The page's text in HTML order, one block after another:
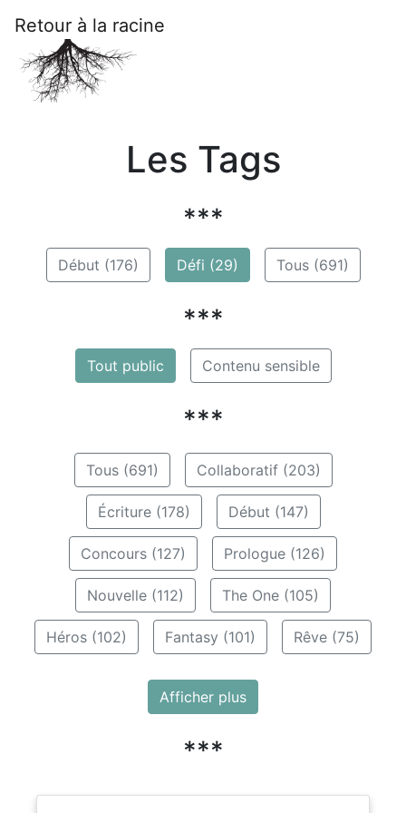
Retour à la racine
Les Tags
***
Début (176) Défi (29) Tous (691)
***
Tout public Contenu sensible
***
Tous (691) Collaboratif (203)
Écriture (178) Début (147)
Concours (127) Prologue (126)
Nouvelle (112) The One (105)
Héros (102) Fantasy (101) Rêve (75)
Afficher plus
***